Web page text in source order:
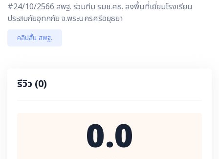
#24/10/2566 สพฐ. ร่วมทีม รมช.ศธ. ลงพื้นที่เยี่ยมโรงเรียน
ประสบภัยอุทกภัย จ.พระนครศรีอยุธยา
คลิปสั้น สพฐ.
รีวิว (0)
0.0